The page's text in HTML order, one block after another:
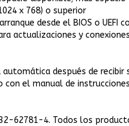
x 768) o superior
desde el BIOS o
actualizaciones y
después de recibir
con el manual de
32-62781-4. Todos los